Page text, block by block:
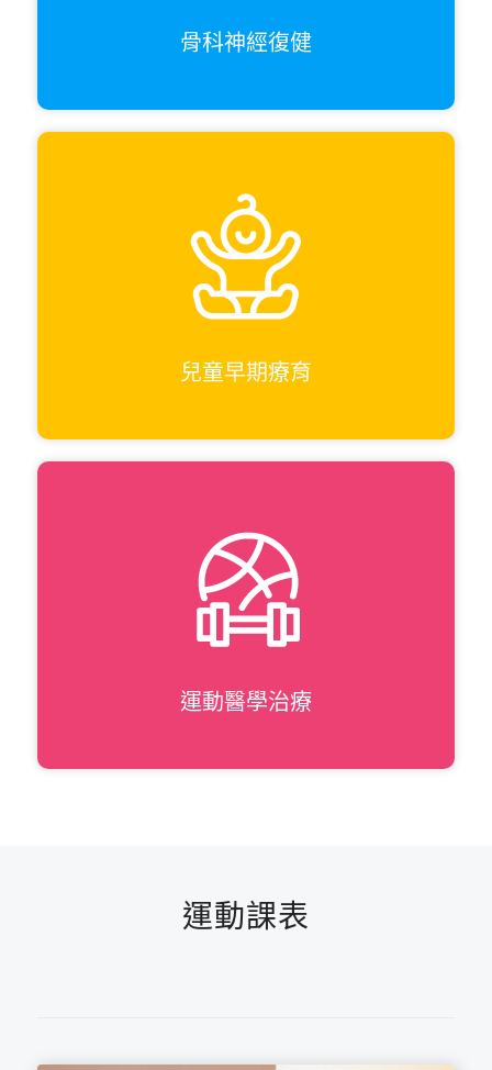
骨科神經復健
兒童早期療育
運動醫學治療
運動課表